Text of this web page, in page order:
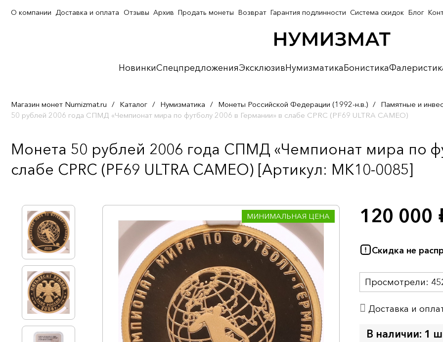
НовинкиСпецпредложенияЭксклюзивНумизматикаБонистика
О компании Доставка и оплата Отзывы Архив Продать монеты Возврат Гарантия подлинности Система скидок Блог
Магазин монет Numizmat.ru / Каталог / Нумизматика / Монеты Российской Федерации (1992-н.в.) / Памятные и
50 рублей 2006 года СПМД «Чемпионат мира по футболу 2006 в Германии» в слабе CPRC (PF69 ULTRA CAMEO)
Монета 50 рублей 2006 года СПМД «Чемпионат мира по
слабе CPRC (PF69 ULTRA CAMEO) [Артикул: MK10-0085]
МИНИМАЛЬНАЯ ЦЕНА 120 000
Скидка не
Просмотрели:
Доставка и
В наличии: 1